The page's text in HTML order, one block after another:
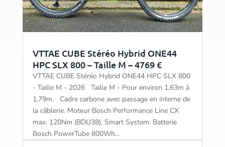
VTTAE CUBE Stéréo Hybrid ONE44
HPC SLX 800 – Taille M – 4769 €
VTTAE CUBE Stéréo Hybrid ONE44 HPC SLX 800
- Taille M - 2026 Taille M - Pour environ 1,63m à
1,79m. Cadre carbone avec passage en interne de
la câblerie. Moteur Bosch Performance Line CX
max. 120Nm (BDU38), Smart System. Batterie
Bosch PowerTube 800Wh...